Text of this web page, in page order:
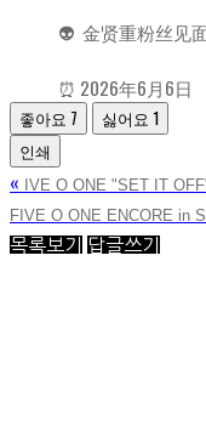
👽 金贤重粉丝见
⏰ 2026年6月6日
좋아요 7 싫어요 1
인쇄
« IVE O ONE "SET IT
FIVE O ONE ENCORE in
목록보기 답글쓰기